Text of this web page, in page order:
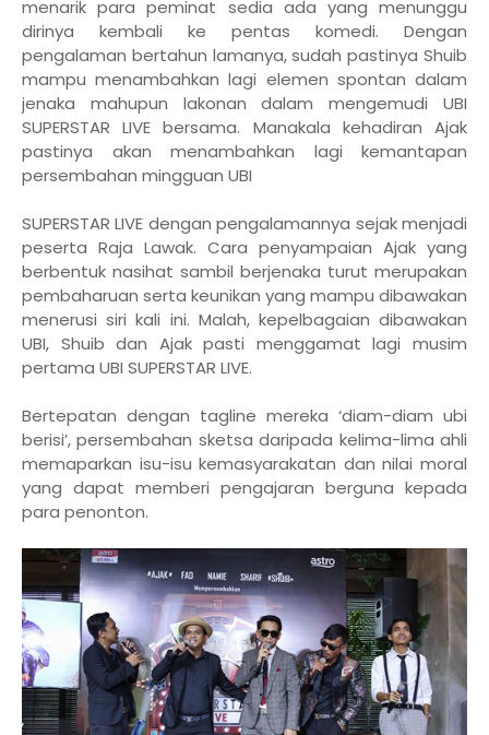
menarik para peminat sedia ada yang menunggu
dirinya kembali ke pentas komedi. Dengan
pengalaman bertahun lamanya, sudah pastinya Shuib
mampu menambahkan lagi elemen spontan dalam
jenaka mahupun lakonan dalam mengemudi UBI
SUPERSTAR LIVE bersama. Manakala kehadiran Ajak
pastinya akan menambahkan lagi kemantapan
persembahan mingguan UBI
SUPERSTAR LIVE dengan pengalamannya sejak menjadi
peserta Raja Lawak. Cara penyampaian Ajak yang
berbentuk nasihat sambil berjenaka turut merupakan
pembaharuan serta keunikan yang mampu dibawakan
menerusi siri kali ini. Malah, kepelbagaian dibawakan
UBI, Shuib dan Ajak pasti menggamat lagi musim
pertama UBI SUPERSTAR LIVE.
Bertepatan dengan tagline mereka ‘diam-diam ubi
berisi’, persembahan sketsa daripada kelima-lima ahli
memaparkan isu-isu kemasyarakatan dan nilai moral
yang dapat memberi pengajaran berguna kepada
para penonton.